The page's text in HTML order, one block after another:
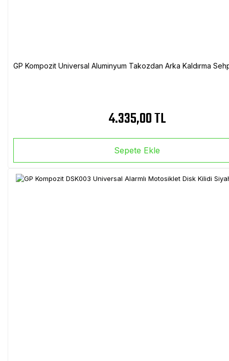
GP Kompozit Universal Aluminyum Takozdan Arka Kaldırma
4.335,00 TL
Sepete Ekle